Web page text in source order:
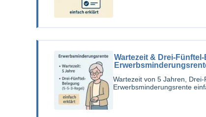
Wartezeit & Drei-
Wartezeit von 5 Jahren,
Erwerbsminderungsrente